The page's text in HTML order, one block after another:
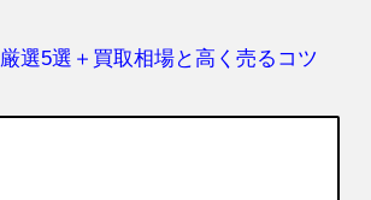
選5選＋買取相場と高く売るコツ